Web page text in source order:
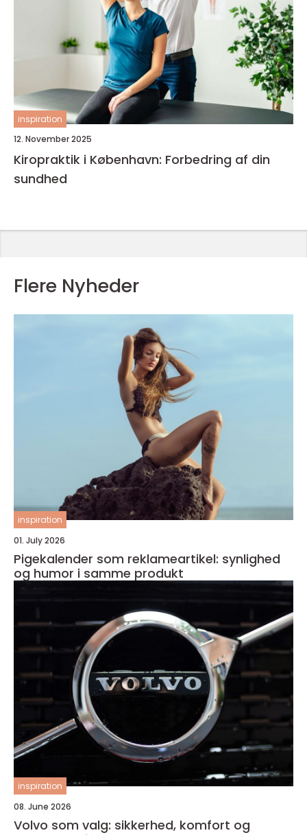
inspiration
12. November 2025
Kiropraktik i København: Forbedring af din
sundhed
Flere Nyheder
inspiration
01. July 2026
Pigekalender som reklameartikel: synlighed
og humor i samme produkt
inspiration
08. June 2026
Volvo som valg: sikkerhed, komfort og